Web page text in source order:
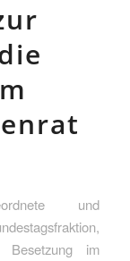
und
im